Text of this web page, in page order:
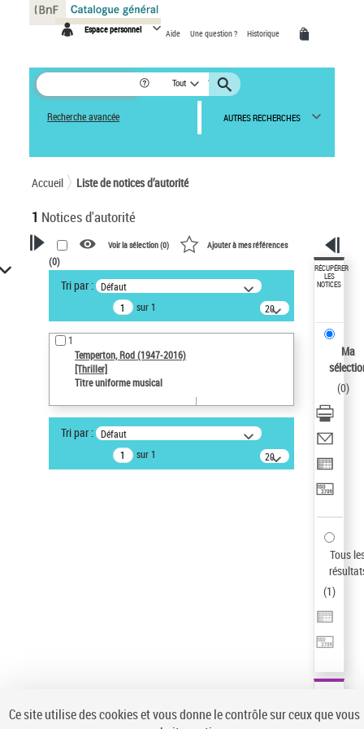
Espace personnel Aide Une question ? Historique
Tout
Recherche avancée AUTRES RECHERCHES
Accueil Liste de notices d’autorité
1 Notices d'autorité
VOTRE RECHERCHE
Recherche avancée dans les
notices d’autorité
Œuvres liées à l'auteur :
Temperton, Rod (1947-2016)
Type de notice d'autorité
Type de notice d'autorité
Voir la sélection (0) Ajouter à mes références
(0)
Tri par : Défaut
sur 1
20
résultats/page
1
Temperton, Rod (1947-2016)
[Thriller]
Titre uniforme musical
Tri par : Défaut
sur 1
20
résultats/page
RÉCUPÉRER
LES
NOTICES
Ma
(0)
Tous
(1)
Panneau de gestion des cookies
Ce site utilise des cookies et vous donne le contrôle sur ceux que vous